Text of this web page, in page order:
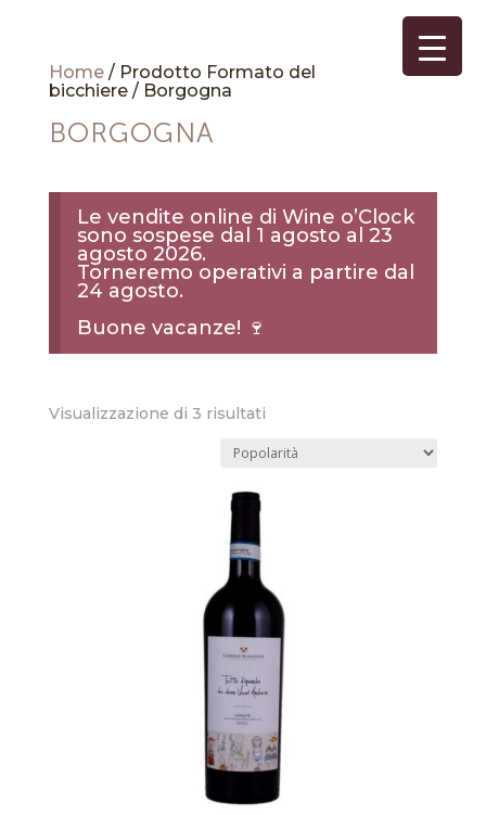
Home/ Prodotto Formato del
bicchiere / Borgogna
BORGOGNA
Le vendite online di Wine o’Clock
sono sospese dal 1 agosto al 23
agosto 2026.
Torneremo operativi a partire dal
24 agosto.
Buone vacanze! 🍷
Visualizzazione di 3 risultatiPopolarità